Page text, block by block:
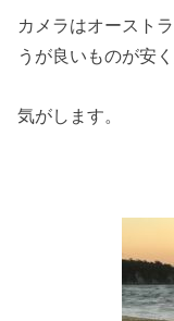
カメラはオースト
うが良いものが安
気がします。